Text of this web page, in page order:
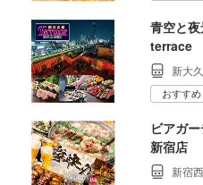
青空と
terrace
新大
おすすめ
ビアガ
新宿店
新宿